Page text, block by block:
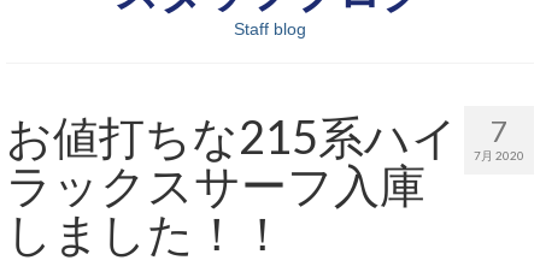
M’sCollectionパーツ一覧
エムズオート
M’sCollection
Staff blog
7
7月 2020
お値打ちな215系ハイ
ラックスサーフ入庫
しました！！